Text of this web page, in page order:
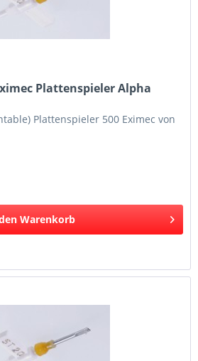
Plattenspieler Alpha
Plattenspieler 500 Eximec von
Warenkorb